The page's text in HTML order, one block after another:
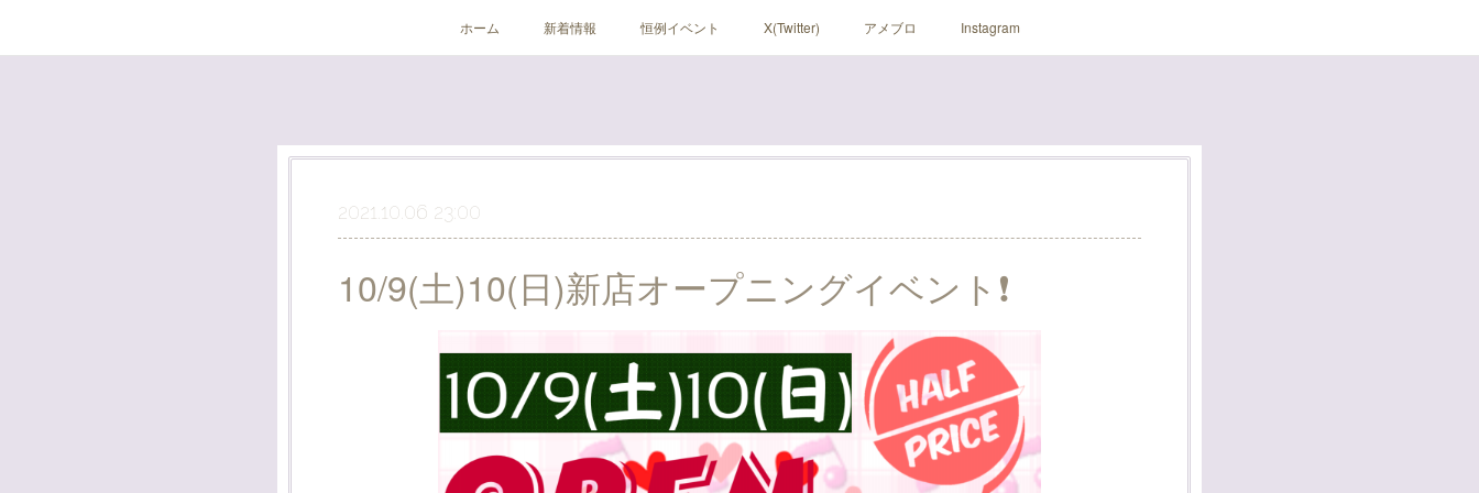
ホーム 新着情報 恒例イベント X(Twitter) アメブロ Instagram
2021.10.06 23:00
10/9(土)10(日)新店オープニングイベント❗